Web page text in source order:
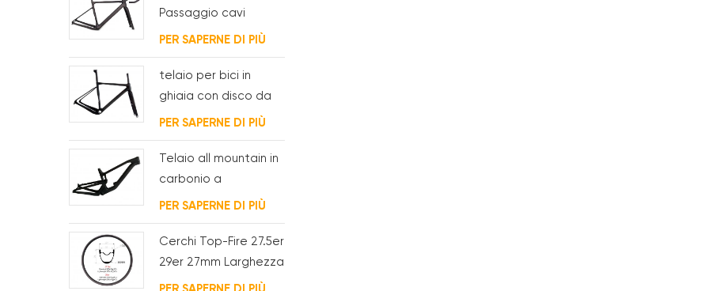
Passaggio cavi
interno completo
PER SAPERNE DI PIÙ
telaio per bici in
ghiaia con disco da
ciclocross in carbonio
per bb t47
PER SAPERNE DI PIÙ
Telaio all mountain in
carbonio a
sospensione
completa 29er
PER SAPERNE DI PIÙ
Cerchi Top-Fire 27.5er
29er 27mm Larghezza
25mm Profondità